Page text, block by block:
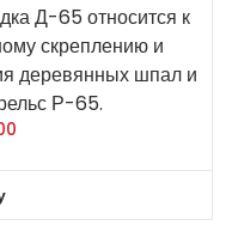
Д-65 относится к
скреплению и
деревянных шпал и
Р-65.